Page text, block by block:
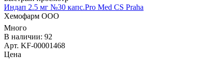
Индап 2.5 мг №30 капс.Pro Med CS Praha
Хемофарм ООО
Много
В наличии: 92
Арт. KF-00001468
Цена